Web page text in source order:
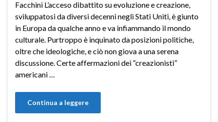
Facchini L’acceso dibattito su evoluzione e creazione,
sviluppatosi da diversi decenni negli Stati Uniti, è giunto
in Europa da qualche anno e va infiammando il mondo
culturale. Purtroppo è inquinato da posizioni politiche,
oltre che ideologiche, e ciò non giova a una serena
discussione. Certe affermazioni dei “creazionisti”
americani …
Continua a leggere